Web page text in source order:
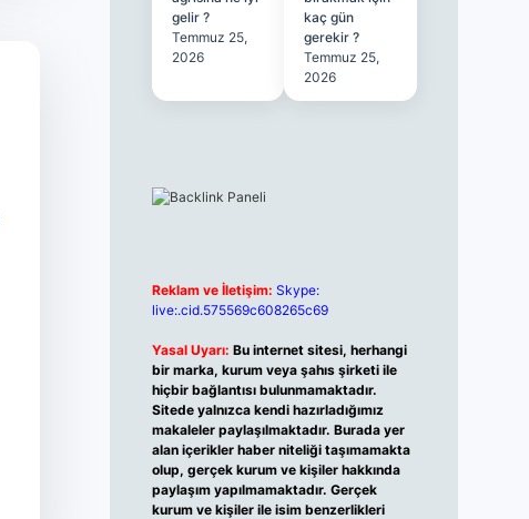
gelir ?
Temmuz 25,
2026
kaç gün
gerekir ?
Temmuz 25,
2026
Reklam ve İletişim: Skype:
live:.cid.575569c608265c69
Yasal Uyarı: Bu internet sitesi, herhangi
bir marka, kurum veya şahıs şirketi ile
hiçbir bağlantısı bulunmamaktadır.
Sitede yalnızca kendi hazırladığımız
makaleler paylaşılmaktadır. Burada yer
alan içerikler haber niteliği taşımamakta
olup, gerçek kurum ve kişiler hakkında
paylaşım yapılmamaktadır. Gerçek
kurum ve kişiler ile isim benzerlikleri